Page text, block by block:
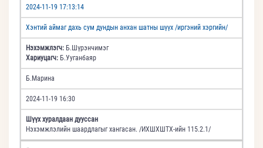
2024-11-19 17:13:14
Хэнтий аймаг дахь сум дундын анхан шатны шүүх /иргэний хэргийн/
Нэхэмжлэгч: Б.Шүрэнчимэг
Хариуцагч: Б.Ууганбаяр
Б.Марина
2024-11-19 16:30
Шүүх хуралдаан дууссан
Нэхэмжлэлийн шаардлагыг хангасан. /ИХШХШТХ-ийн 115.2.1/